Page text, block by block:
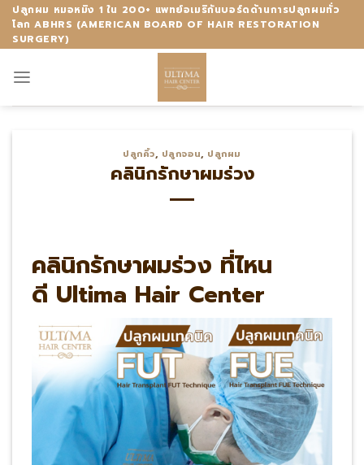
Skip
content
ปลูกผม หมอหมิง 1 ใน 200+ แพทย์อเมริกันบอร์ดด้านการปลูกผมทั่ว
โลก ABHRS (AMERICAN BOARD OF HAIR RESTORATION
SURGERY)
ปลูกคิ้ว, ปลูกจอน, ปลูกผม
คลินิกรักษาผมร่วง
คลินิกรักษาผมร่วง ที่ไหน
ดี Ultima Hair Center